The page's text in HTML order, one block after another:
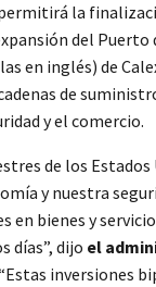
la
del Puerto
en inglés) de
de
y el comercio.
de los Estados
y nuestra
en bienes y
días”, dijo el
inversiones